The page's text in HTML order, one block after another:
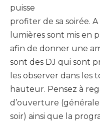
puisse
profiter de sa soirée.
lumières sont mis en
afin de donner une
sont des DJ qui sont
les observer dans
hauteur. Pensez à
d’ouverture
soir) ainsi que la